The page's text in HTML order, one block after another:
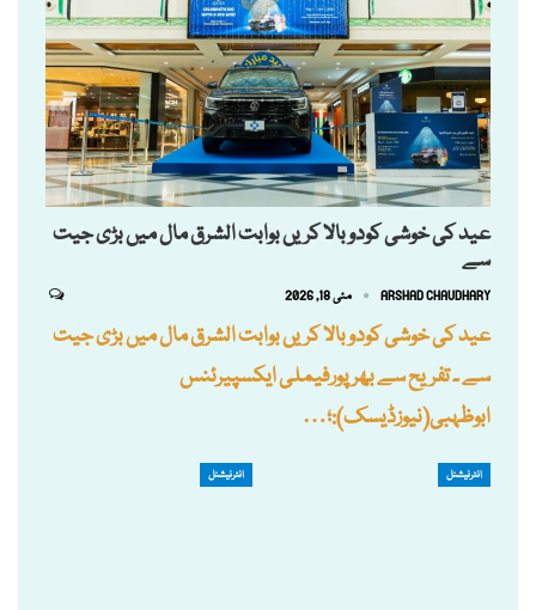
عید کی خوشی کودوبالا کریں بوابت الشرق مال میں بڑی جیت
سے
ARSHAD CHAUDHARY مئی 18, 2026
عید کی خوشی کودوبالا کریں بوابت الشرق مال میں بڑی جیت
سے ۔ تفریح ​​سے بھرپورفیملی ایکسپیرئنس
ابوظہبی(نیوزڈیسک):؛…
انٹرنیشنل انٹرنیشنل